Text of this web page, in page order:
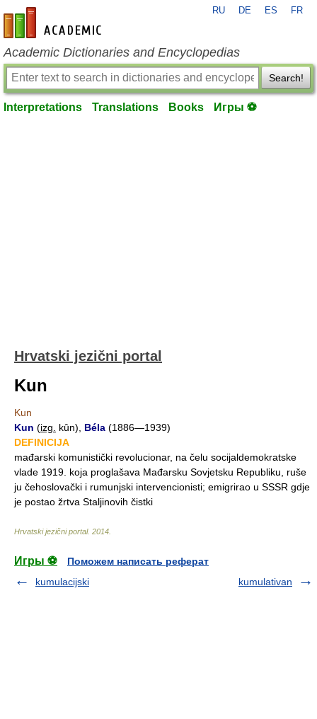
en-academic.com
RU DE ES FR
Academic Dictionaries and Encyclopedias
Search!
Interpretations Translations Books Игры ⚽
Hrvatski jezični portal
Kun
Kun
Kun (izg. kȗn), Béla (1886—1939)
DEFINICIJA
mađarski komunistički revolucionar, na čelu socijaldemokratske
vlade 1919. koja proglašava Mađarsku Sovjetsku Republiku, ruše
ju čehoslovački i rumunjski intervencionisti; emigrirao u SSSR gdje
je postao žrtva Staljinovih čistki
Hrvatski jezični portal. 2014
Игры ⚽
Поможем написать реферат
kumulacijski
kumulativan